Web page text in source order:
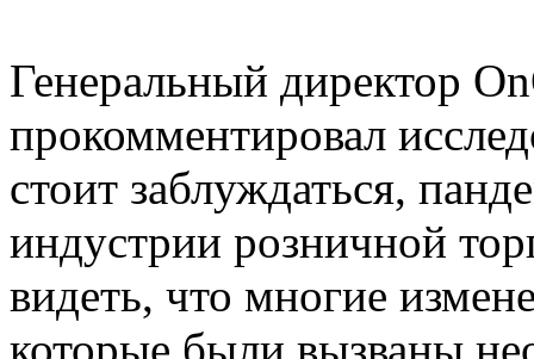
Генеральный директор
прокомментировал
стоит заблуждаться,
индустрии розничной
видеть, что многие
которые были вызваны